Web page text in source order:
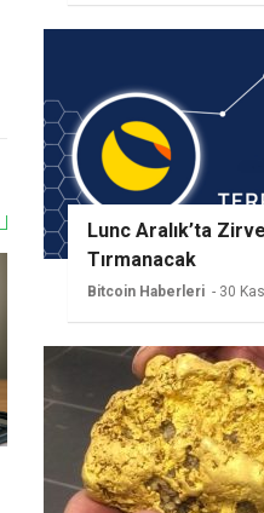
Lunc Aralık’ta
Tırmanacak
Bitcoin Haberleri - 30